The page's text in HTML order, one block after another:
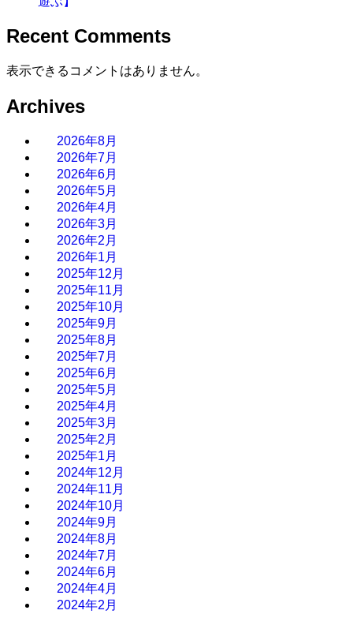
Recent Comments
表示できるコメントはありません。
Archives
2026年8月
2026年7月
2026年6月
2026年5月
2026年4月
2026年3月
2026年2月
2026年1月
2025年12月
2025年11月
2025年10月
2025年9月
2025年8月
2025年7月
2025年6月
2025年5月
2025年4月
2025年3月
2025年2月
2025年1月
2024年12月
2024年11月
2024年10月
2024年9月
2024年8月
2024年7月
2024年6月
2024年4月
2024年2月